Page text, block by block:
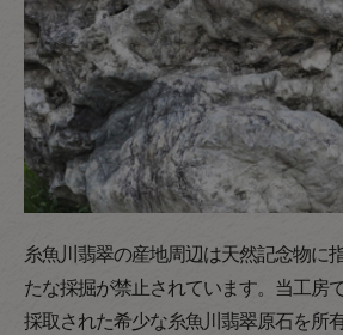
糸魚川翡翠の産地周辺は天然記念物に
たな採掘が禁止されています。当工房
採取された希少な糸魚川翡翠原石を所